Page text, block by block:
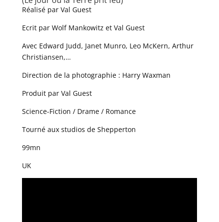
Réalisé par Val Guest
Ecrit par Wolf Mankowitz et Val Guest
Avec Edward Judd, Janet Munro, Leo McKern, Arthur
Christiansen,…
Direction de la photographie : Harry Waxman
Produit par Val Guest
Science-Fiction / Drame / Romance
Tourné aux studios de Shepperton
99mn
UK